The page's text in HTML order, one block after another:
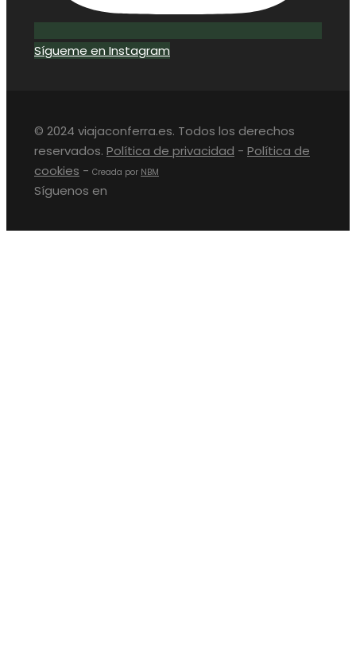
Sígueme en Instagram
© 2024 viajaconferra.es. Todos los derechos
reservados. Política de privacidad - Política de
cookies - Creada por NBM
Síguenos en